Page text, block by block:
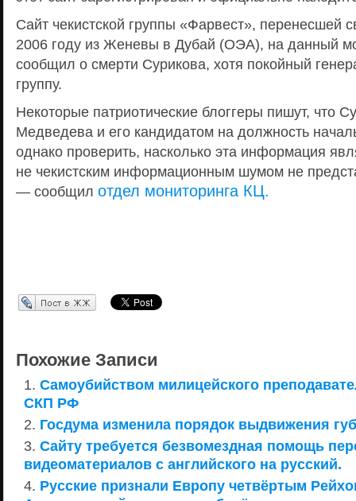
Сайт чекистской группы «Фарвест», перенесшей
2006 году из Женевы в Дубай (ОЭА), на данный
сообщил о смерти Сурикова, хотя покойный
группу.
Некоторые патриотические блоггеры пишут, что
Медведева и его кандидатом на должность
однако проверить, насколько эта информация
не чекистским информационным шумом не
— сообщил отдел мониторинга КЦ.
Перепост в ЖЖ
Похожие Записи
Самоубийством милицейского
СКП РФ
Госдума изменила порядок выдвижения
Сайту требуется безвомездная помощь
видеоматериалов с английского на русский.
Русские признали Европу четвёртым